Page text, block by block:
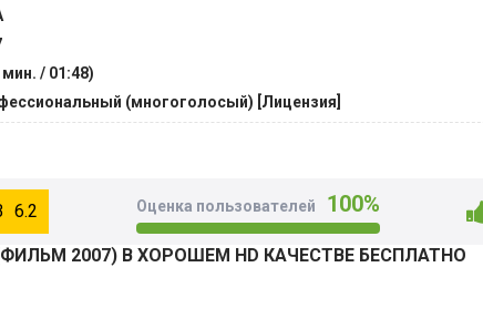
мин. / 01:48)
(многоголосый) [Лицензия]
6.2 Оценка пользователей 100%
2007) В ХОРОШЕМ HD КАЧЕСТВЕ БЕСПЛАТНО